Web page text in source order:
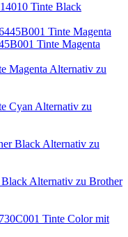
Tinte Black
Tinte Magenta
Alternativ zu
Alternativ zu
Alternativ zu
Alternativ zu Brother